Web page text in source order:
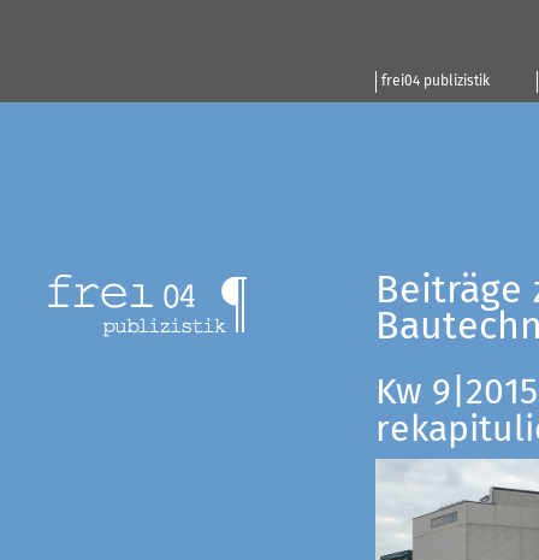
frei04 publizistik
Beiträge
Kw